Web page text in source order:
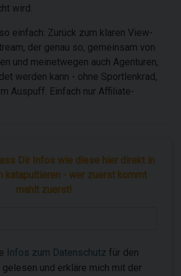
wird.
einfach: Zurück zum klaren View-
der genau so, gemeinsam von
und meinetwegen auch Agenturen,
werden kann - ohne Sportlenkrad,
Auspuff. Einfach nur Affiliate-
Dir Infos wie diese hier direkt in
katapultieren - wer zuerst kommt
mahlt zuerst!
Infos zum Datenschutz für den
und erkläre mich mit der